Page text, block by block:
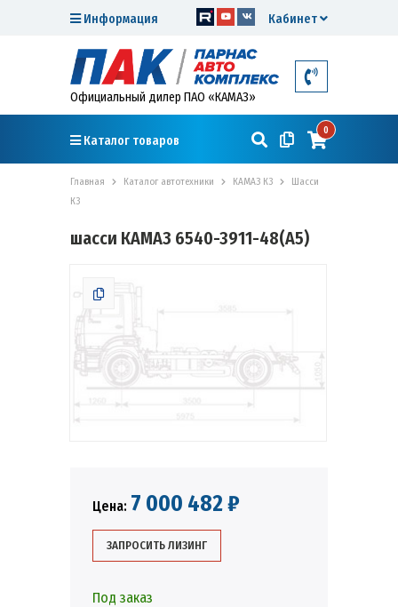
Кабинет
Информация
Официальный дилер ПАО «КАМАЗ»
Каталог товаров
0
Главная Каталог автотехники КАМАЗ К3
Шасси
К3
шасси КАМАЗ 6540-3911-48(A5)
Цена: 7 000 482 ₽
ЗАПРОСИТЬ ЛИЗИНГ
Под заказ